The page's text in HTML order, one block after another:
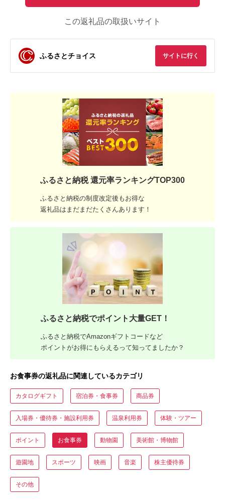
この返礼品の取扱いサイト
ふるさとチョイス サイトに行く
ふるさと納税 還元率ランキングTOP300
ふるさと納税の制度改定後もお得な
返礼品はまだまだたくさんあります！
ふるさと納税でポイント大量GET！
ふるさと納税でAmazonギフトコードなど
ポイントがお得にもらえるって知ってましたか？
お食事券の返礼品に関連しているカテゴリ
カタログギフト 宿泊券・食事券 商品券
入場券・優待券・施設利用券 温泉利用券 体験・ツアー
ポイント お食事券 動物園 美術館・博物館
遊園地 スポーツ 映画 音楽 株主優待券
その他